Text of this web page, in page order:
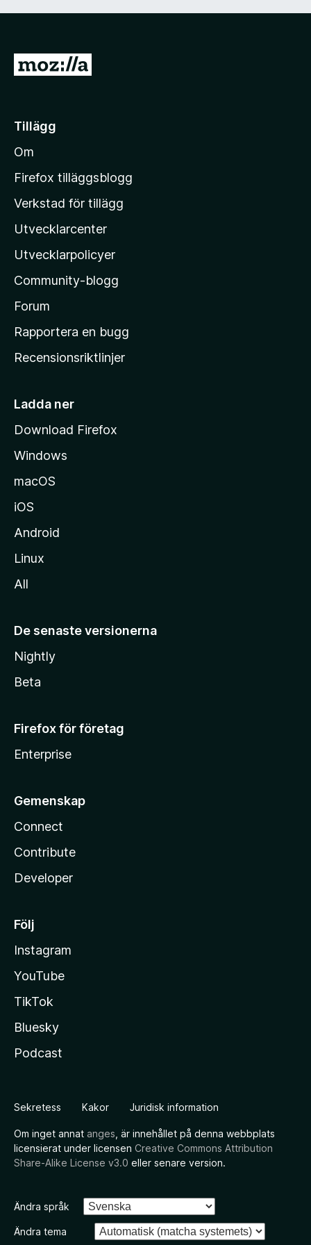
G
i
l
M
z
i
l
a
s
h
m
i
a
Tillägg
Om
Firefox tilläggsblogg
Verkstad för tillägg
Utvecklarcenter
Utvecklarpolicyer
Community-blogg
Forum
Rapportera en bugg
Recensionsriktlinjer
Ladda ner
Download Firefox
Windows
macOS
iOS
Android
Linux
All
De senaste versionerna
Nightly
Beta
Firefox för företag
Enterprise
Gemenskap
Connect
Contribute
Developer
Följ
Instagram
YouTube
TikTok
Bluesky
Podcast
Sekretess Kakor Juridisk information
Om inget annat anges , är innehållet på denna webbplats
licensierat under licensen Creative Commons Attribution
Share-Alike License v3.0 eller senare version.
Ändra språk
Ändra tema